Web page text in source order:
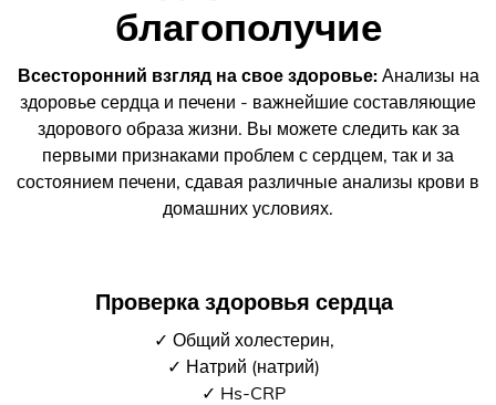
благополучие
Всесторонний взгляд на свое здоровье:Анализы на
здоровье сердца и печени - важнейшие составляющие
здорового образа жизни. Вы можете следить как за
первыми признаками проблем с сердцем, так и за
состоянием печени, сдавая различные анализы крови в
домашних условиях.
Проверка здоровья сердца
✓ Общий холестерин,
✓ Натрий (натрий)
✓ Hs-CRP